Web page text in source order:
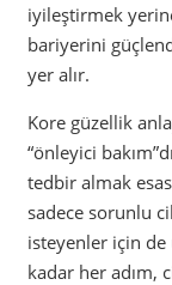
iyileştirmek
bariyerini
yer alır.
Kore güzellik
“önleyici
tedbir almak
sadece sorunlu
isteyenler için
kadar her adım,